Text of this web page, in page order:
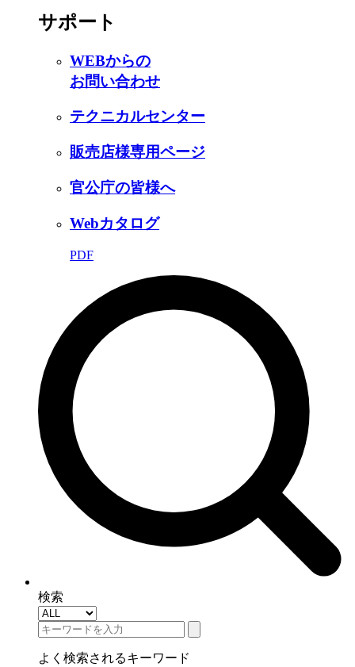
サポート
WEBからの
お問い合わせ
テクニカルセンター
販売店様専用ページ
官公庁の皆様へ
Webカタログ
PDF
検索
よく検索されるキーワード